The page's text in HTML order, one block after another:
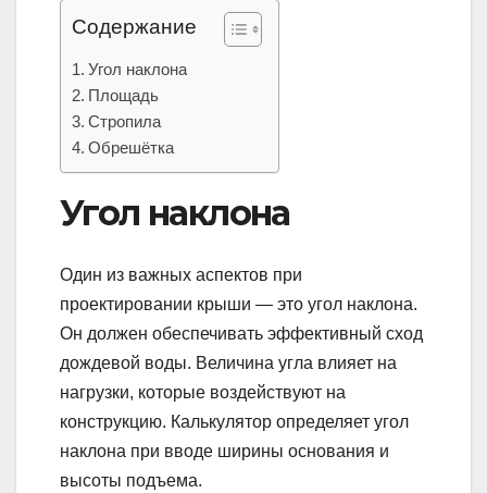
Содержание
Угол наклона
Площадь
Стропила
Обрешётка
Угол наклона
Один из важных аспектов при
проектировании крыши — это угол наклона.
Он должен обеспечивать эффективный сход
дождевой воды. Величина угла влияет на
нагрузки, которые воздействуют на
конструкцию. Калькулятор определяет угол
наклона при вводе ширины основания и
высоты подъема.